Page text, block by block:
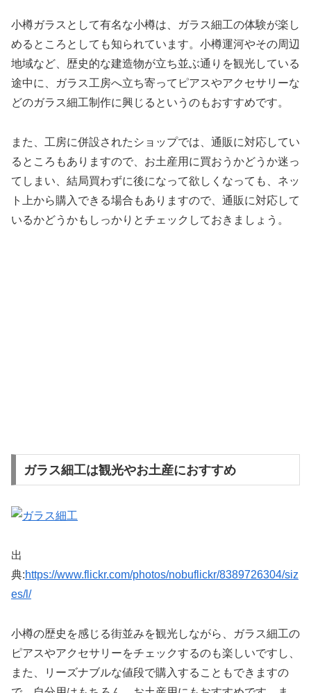
小樽ガラスとして有名な小樽は、ガラス細工の体験が楽し
めるところとしても知られています。小樽運河やその周辺
地域など、歴史的な建造物が立ち並ぶ通りを観光している
途中に、ガラス工房へ立ち寄ってピアスやアクセサリーな
どのガラス細工制作に興じるというのもおすすめです。
また、工房に併設されたショップでは、通販に対応してい
るところもありますので、お土産用に買おうかどうか迷っ
てしまい、結局買わずに後になって欲しくなっても、ネッ
ト上から購入できる場合もありますので、通販に対応して
いるかどうかもしっかりとチェックしておきましょう。
ガラス細工は観光やお土産におすすめ
出
典:https://www.flickr.com/photos/nobuflickr/8389726304/siz
es/l/
小樽の歴史を感じる街並みを観光しながら、ガラス細工の
ピアスやアクセサリーをチェックするのも楽しいですし、
また、リーズナブルな値段で購入することもできますの